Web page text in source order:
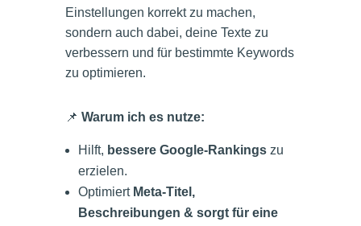
Einstellungen korrekt zu machen,
sondern auch dabei, deine Texte zu
verbessern und für bestimmte Keywords
zu optimieren.
📌 Warum ich es nutze:
Hilft, bessere Google-Rankingszu
erzielen.
Optimiert Meta-Titel,
Beschreibungen & sorgt für eine